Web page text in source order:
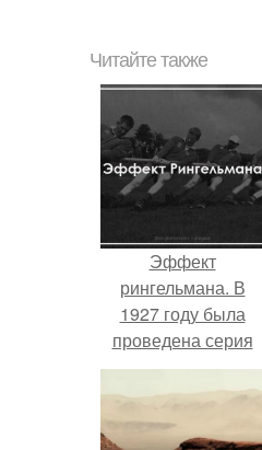
Читайте также
Эффект
рингельмана. В
1927 году была
проведена серия
очень любопытных
экспериментов,
результат которых